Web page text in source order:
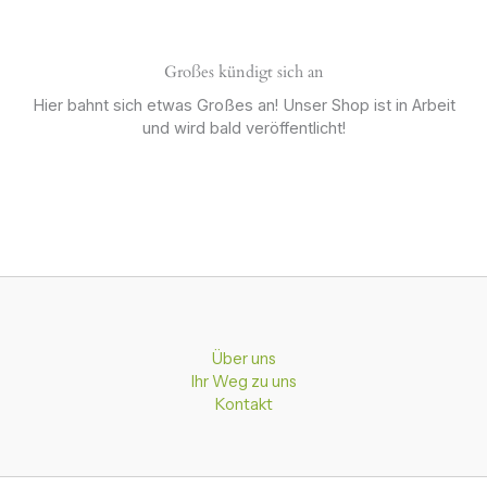
Großes kündigt sich an
Hier bahnt sich etwas Großes an! Unser Shop ist in Arbeit
und wird bald veröffentlicht!
Über uns
Ihr Weg zu uns
Kontakt